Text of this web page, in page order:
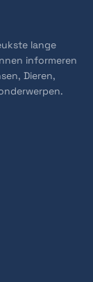
lange
informeren
Dieren,